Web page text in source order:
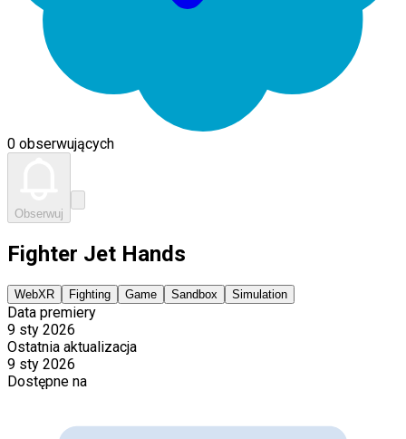
0 obserwujących
Obserwuj
Fighter Jet Hands
WebXR Fighting Game Sandbox Simulation
Data premiery
9 sty 2026
Ostatnia aktualizacja
9 sty 2026
Dostępne na